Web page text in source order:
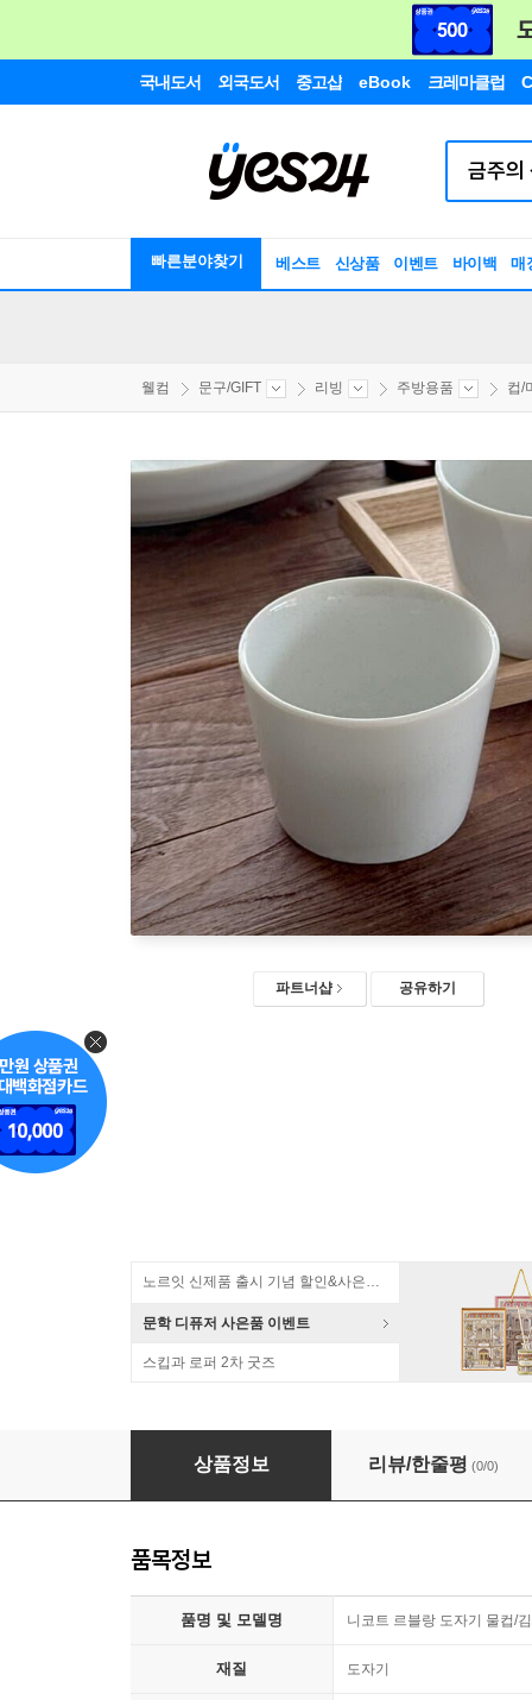
국내도서 외국도서 중고샵 eBook 크레마클럽
빠른분야찾기 베스트 신상품 이벤트 바이백 매
웰컴 문구/GIFT 리빙 주방용품 컵/
파트너샵 공유하기
노르잇 신제품 출시 기념 할인&사은품 증정!
문학 디퓨저 사은품 이벤트
스킵과 로퍼 2차 굿즈
니코트 르블랑 도자기 물컵/김그릇 MADE IN
상품정보 리뷰/한줄평 (0/0)
품목정보
품명 및 모델명 니코트 르블랑 도자기 물컵/
재질 도자기